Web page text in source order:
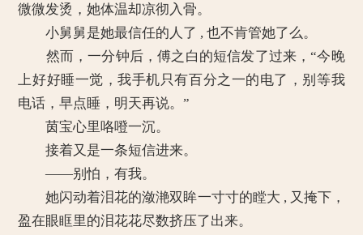
微微发烫，她体温却凉彻入骨。
小舅舅是她最信任的人了 , 也不肯管她了么。
然而，一分钟后，傅之白的短信发了过来，“今晚
上好好睡一觉，我手机只有百分之一的电了，别等我
电话，早点睡，明天再说。”
茵宝心里咯噔一沉。
接着又是一条短信进来。
——别怕，有我。
她闪动着泪花的潋滟双眸一寸寸的瞠大 , 又掩下，
盈在眼眶里的泪花花尽数挤压了出来。